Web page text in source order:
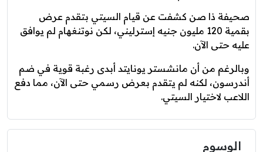
صحيفة ذا صن كشفت عن قيام السيتي بتقدم عرض
بقمية 120 مليون جنيه إسترليني، لكن نوتنغهام لم يوافق
عليه حتى الآن.
وبالرغم من أن مانشستر يونايتد أبدى رغبة قوية في ضم
أندرسون، لكنه لم يتقدم بعرض رسمي حتى الآن، مما دفع
اللاعب لاختيار السيتي.
الوسوم